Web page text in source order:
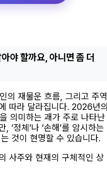
야 할까요, 아니면 좀 더
의 재물운 흐름, 그리고 주역
따라 달라집니다. 2026년
의미하는 괘가 주로 나타난
‘정체’나 ‘손해’를 암시하는
것이 현명할 수 있습니다.
사주와 현재의 구체적인 상